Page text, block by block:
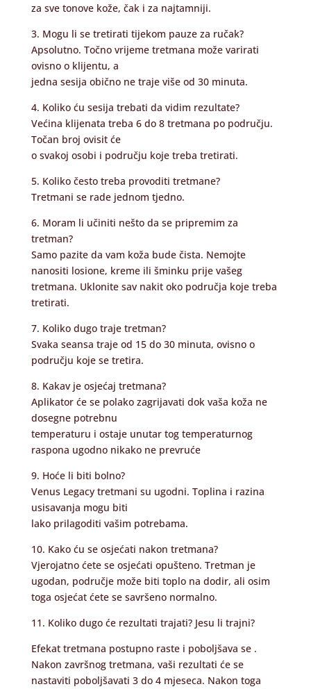
za sve tonove kože, čak i za najtamniji.
3. Mogu li se tretirati tijekom pauze za ručak?
Apsolutno. Točno vrijeme tretmana može varirati
ovisno o klijentu, a
jedna sesija obično ne traje više od 30 minuta.
4. Koliko ću sesija trebati da vidim rezultate?
Većina klijenata treba 6 do 8 tretmana po području.
Točan broj ovisit će
o svakoj osobi i području koje treba tretirati.
5. Koliko često treba provoditi tretmane?
Tretmani se rade jednom tjedno.
6. Moram li učiniti nešto da se pripremim za
tretman?
Samo pazite da vam koža bude čista. Nemojte
nanositi losione, kreme ili šminku prije vašeg
tretmana. Uklonite sav nakit oko područja koje treba
tretirati.
7. Koliko dugo traje tretman?
Svaka seansa traje od 15 do 30 minuta, ovisno o
području koje se tretira.
8. Kakav je osjećaj tretmana?
Aplikator će se polako zagrijavati dok vaša koža ne
dosegne potrebnu
temperaturu i ostaje unutar tog temperaturnog
raspona ugodno nikako ne prevruće
9. Hoće li biti bolno?
Venus Legacy tretmani su ugodni. Toplina i razina
usisavanja mogu biti
lako prilagoditi vašim potrebama.
10. Kako ću se osjećati nakon tretmana?
Vjerojatno ćete se osjećati opušteno. Tretman je
ugodan, područje može biti toplo na dodir, ali osim
toga osjećat ćete se savršeno normalno.
11. Koliko dugo će rezultati trajati? Jesu li trajni?
Efekat tretmana postupno raste i poboljšava se .
Nakon završnog tretmana, vaši rezultati će se
nastaviti poboljšavati 3 do 4 mjeseca. Nakon toga